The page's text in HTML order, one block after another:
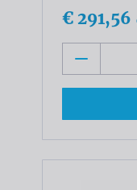
€ 291,56